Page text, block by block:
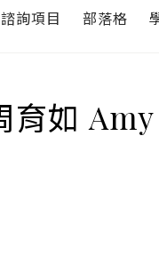
育如
詢項目 部落格